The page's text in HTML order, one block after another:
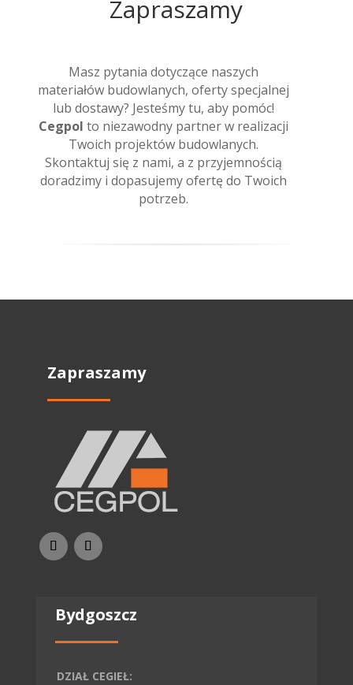
Zapraszamy
Masz pytania dotyczące naszych
materiałów budowlanych, oferty specjalnej
lub dostawy? Jesteśmy tu, aby pomóc!
Cegpol to niezawodny partner w realizacji
Twoich projektów budowlanych.
Skontaktuj się z nami, a z przyjemnością
doradzimy i dopasujemy ofertę do Twoich
potrzeb.
Zapraszamy
Bydgoszcz
DZIAŁ CEGIEŁ: